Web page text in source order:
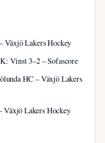
Växjö Lakers Hockey
Vinst 3–2 – Sofascore
HC – Växjö Lakers
Växjö Lakers Hockey